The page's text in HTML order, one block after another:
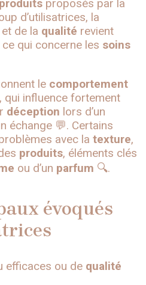
produits proposés par la
d’utilisatrices, la
et de la qualité revient
qui concerne les soins
le comportement
qui influence fortement
déception lors d’un
échange 💬. Certains
avec la texture,
produits, éléments clés
ou d’un parfum 🔍.
évoqués
efficaces ou de qualité